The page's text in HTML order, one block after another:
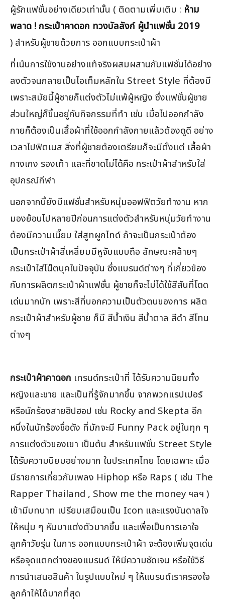
ผู้รักแฟชั่นอย่างเดียวเท่านั้น ( ติดตามเพิ่มเติม : ห้าม
พลาด ! กระเป๋าคาดอก ทวงบัลลังก์ ผู้นำแฟชั่น 2019
) สำหรับผู้ชายด้วยการ ออกแบบกระเป๋าผ้า
ที่เน้นการใช้งานอย่างแท้จริงผสมผสานกับแฟชั่นได้อย่าง
ลงตัวจนกลายเป็นไอเท็มหลักใน Street Style ที่ต้องมี
เพราะสมัยนี้ผู้ชายก็แต่งตัวไม่แพ้ผู้หญิง ซึ่งแฟชั่นผู้ชาย
ส่วนใหญ่ก็ขึ้นอยู่กับกิจกรรมที่ทำ เช่น เมื่อไปออกกำลัง
กายก็ต้องเป็นเสื้อผ้าที่ใช้ออกกำลังกายแล้วต้องดูดี อย่าง
เวลาไปฟิตเนส สิ่งที่ผู้ชายต้องเตรียมก็จะมีตั้งแต่ เสื้อผ้า
กางเกง รองเท้า และที่ขาดไม่ได้คือ กระเป๋าผ้าสำหรับใส่
อุปกรณ์กีฬา
นอกจากนี้ยังมีแฟชั่นสำหรับหนุ่มออฟฟิตวัยทำงาน หาก
มองย้อนไปหลายปีก่อนการแต่งตัวสำหรับหนุ่มวัยทำงาน
ต้องมีความเนี๊ยบ ใส่สูทผูกไทด์ ถ้าจะเป็นกระเป๋าต้อง
เป็นกระเป๋าผ้าสี่เหลี่ยมมีหูจับแบบถือ ลักษณะคล้ายๆ
กระเป๋าใส่โน๊ตบุคในปัจจุบัน ซึ่งแบรนด์ต่างๆ ที่เกี่ยวข้อง
กับการผลิตกระเป๋าผ้าแฟชั่น ผู้ชายก็จะไม่ได้ใช้สีสันที่โดด
เด่นมากนัก เพราะสีที่บอกความเป็นตัวตนของการ ผลิต
กระเป๋าผ้าสำหรับผู้ชาย ก็มี สีน้ำเงิน สีน้ำตาล สีดำ สีโทน
ต่างๆ
กระเป๋าผ้าคาดอก เทรนด์กระเป๋าที่ ได้รับความนิยมทั้ง
หญิงและชาย และเป็นที่รู้จักมากขึ้น จากพวกแรปเปอร์
หรือนักร้องสายฮิปฮอป เช่น Rocky and Skepta อีก
หนึ่งในนักร้องชื่อดัง ที่มักจะมี Funny Pack อยู่ในทุก ๆ
การแต่งตัวของเขา เป็นต้น สำหรับแฟชั่น Street Style
ได้รับความนิยมอย่างมาก ในประเทศไทย โดยเฉพาะ เมื่อ
มีรายการเกี่ยวกับเพลง Hiphop หรือ Raps ( เช่น The
Rapper Thailand , Show me the money ฯลฯ )
เข้ามีบทบาท เปรียบเสมือนเป็น Icon และแรงบันดาลใจ
ให้หนุ่ม ๆ หันมาแต่งตัวมากขึ้น และเพื่อเป็นการเอาใจ
ลูกค้าวัยรุ่น ในการ ออกแบบกระเป๋าผ้า จะต้องเพิ่มจุดเด่น
หรือจุดแตกต่างของแบรนด์ ให้มีความชัดเจน หรือใช้วิธี
การนำเสนอสินค้า ในรูปแบบใหม่ ๆ ให้แบรนด์เราครองใจ
ลูกค้าให้ได้มากที่สุด